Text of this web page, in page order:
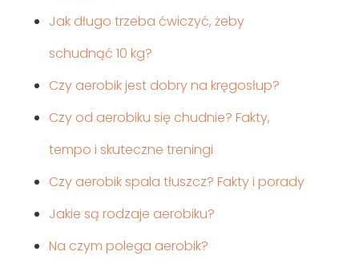
Jak długo trzeba ćwiczyć, żeby
schudnąć 10 kg?
Czy aerobik jest dobry na kręgosłup?
Czy od aerobiku się chudnie? Fakty,
tempo i skuteczne treningi
Czy aerobik spala tłuszcz? Fakty i porady
Jakie są rodzaje aerobiku?
Na czym polega aerobik?